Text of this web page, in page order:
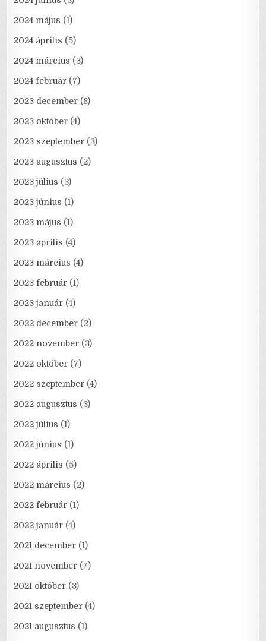
2024 május (1)
2024 április (5)
2024 március (3)
2024 február (7)
2023 december (8)
2023 október (4)
2023 szeptember (3)
2023 augusztus (2)
2023 július (3)
2023 június (1)
2023 május (1)
2023 április (4)
2023 március (4)
2023 február (1)
2023 január (4)
2022 december (2)
2022 november (3)
2022 október (7)
2022 szeptember (4)
2022 augusztus (3)
2022 július (1)
2022 június (1)
2022 április (5)
2022 március (2)
2022 február (1)
2022 január (4)
2021 december (1)
2021 november (7)
2021 október (3)
2021 szeptember (4)
2021 augusztus (1)